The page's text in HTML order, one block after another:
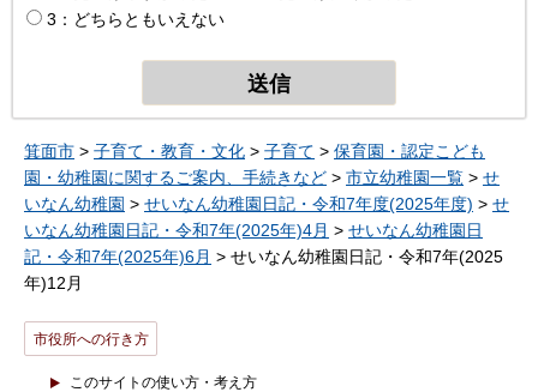
3：どちらともいえない
箕面市 > 子育て・教育・文化 > 子育て > 保育園・認定こども
園・幼稚園に関するご案内、手続きなど > 市立幼稚園一覧 > せ
いなん幼稚園 > せいなん幼稚園日記・令和7年度(2025年度) > せ
いなん幼稚園日記・令和7年(2025年)4月 > せいなん幼稚園日
記・令和7年(2025年)6月 > せいなん幼稚園日記・令和7年(2025
年)12月
市役所への行き方
このサイトの使い方・考え方